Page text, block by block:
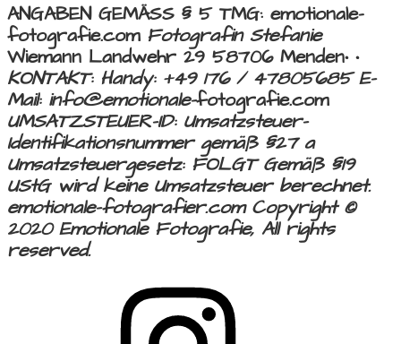
ANGABEN GEMÄSS § 5 TMG: emotionale-
fotografie.com Fotografin Stefanie
Wiemann Landwehr 29 58706 Menden• •
KONTAKT: Handy: +49 176 / 47805685 E-
Mail: info@emotionale-fotografie.com
UMSATZSTEUER-ID: Umsatzsteuer-
Identifikationsnummer gemäß §27 a
Umsatzsteuergesetz: FOLGT Gemäß §19
UStG wird keine Umsatzsteuer berechnet.
emotionale-fotografier.com Copyright ©
2020 Emotionale Fotografie, All rights
reserved.